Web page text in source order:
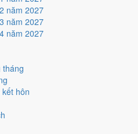
năm 2027
năm 2027
năm 2027
tháng
hôn
Thâu, Sao Nguy, nạp âm Đại
Bình Hòa
Hoàng Đạo trong ngày: